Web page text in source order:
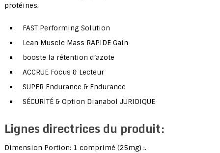
protéines.
FAST Performing Solution
Lean Muscle Mass RAPIDE Gain
booste la rétention d’azote
ACCRUE Focus & Lecteur
SUPER Endurance & Endurance
SÉCURITÉ & Option Dianabol JURIDIQUE
Lignes directrices du produit:
Dimension Portion: 1 comprimé (25mg) :.